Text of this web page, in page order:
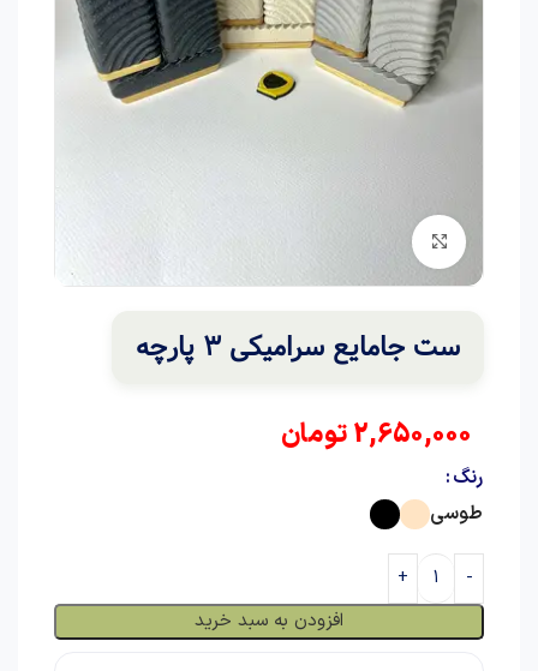
برای بزرگنمایی کلیک کنید
ست جامایع سرامیکی 3 پارچه
2,650,000تومان
رنگ
طوسی
افزودن به سبد خرید